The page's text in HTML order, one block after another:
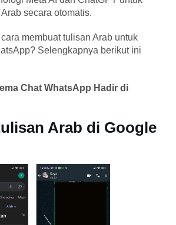
secara otomatis.
membuat tulisan Arab untuk
Selengkapnya berikut ini
Chat WhatsApp Hadir di
Arab di Google